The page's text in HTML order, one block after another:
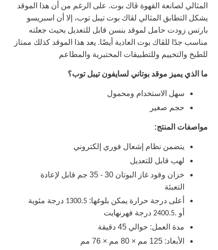
المثالي لصانعة القهوة ڤاك بوت. على الرغم من أن هذا الموقد
يشكل التطابق المثالي لڤاك بوت تيبل توب، إلا أن اسبريسو
بارتس زودت حامل لموقد بنسن قابل للتعديل بحيث جعلته
مناسب جدًا للڤاك بوت العادية أيضًا. يعد هذا الموقد كذلك ممتاز
للطبخ والتخييم وللتطبيقات المختبرية والمطاعم
ما الذي يميز موقد بوتاني لسايفون تيبل توب؟
سهل الاستخدام ومحمول
حجم صغير
مواصفات المنتج:
يتضمن نظام إشعال فوري إلكتروني
لهب قابل للتعديل
خزان وقود غاز البوتان 30 - 35 جم قابل لإعادة
التعبئة
أعلى درجة حرارة يمكن بلوغها:1300.5 درجة مئوية
أو .2400.5
درجة فهرنهايت
مدة العمل: حوالي 45 دقيقة
الأبعاد: 125 مم × 80 مم × 76 مم